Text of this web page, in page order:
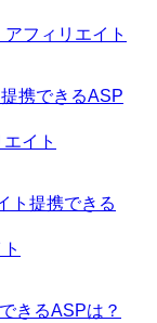
アフィリエイト
携できるASP
イト
ト提携できる
きるASPは？